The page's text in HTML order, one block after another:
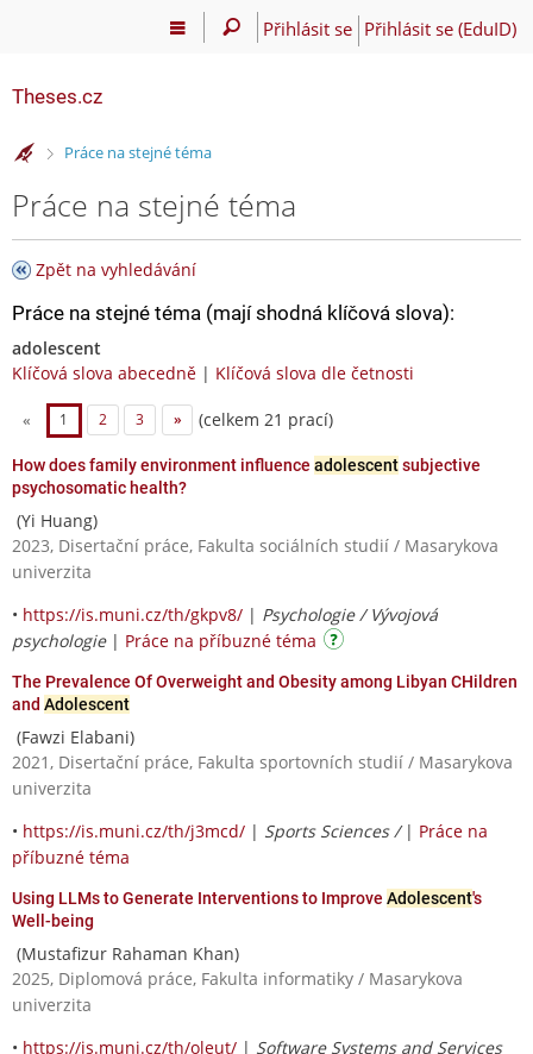
Přihlásit se Přihlásit se (EduID)
Theses.cz
>Práce na stejné téma
Práce na stejné téma
Zpět na vyhledávání
Práce na stejné téma (mají shodná klíčová slova):
adolescent
Klíčová slova abecedně | Klíčová slova dle četnosti
« 1 2 3 » (celkem 21 prací)
How does family environment influence adolescentsubjective
psychosomatic health?
(Yi Huang)
2023, Disertační práce, Fakulta sociálních studií / Masarykova
univerzita
• https://is.muni.cz/th/gkpv8/ | Psychologie / Vývojová
psychologie| Práce na příbuzné téma
The Prevalence Of Overweight and Obesity among Libyan CHildren
and Adolescent
(Fawzi Elabani)
2021, Disertační práce, Fakulta sportovních studií / Masarykova
univerzita
• https://is.muni.cz/th/j3mcd/ | Sports Sciences / | Práce na
příbuzné téma
Using LLMs to Generate Interventions to Improve Adolescent's
Well-being
(Mustafizur Rahaman Khan)
2025, Diplomová práce, Fakulta informatiky / Masarykova
univerzita
• https://is.muni.cz/th/oleut/ | Software Systems and Services